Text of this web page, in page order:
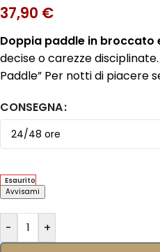
37,90 €
Doppia paddle in broccato
decise o carezze
Paddle” Per notti di piacere
CONSEGNA
Esaurito
Avvisami
- +